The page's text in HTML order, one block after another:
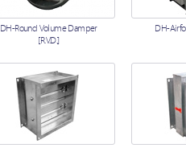
DH-Round Volume Damper
[R.V.D.]
DH-